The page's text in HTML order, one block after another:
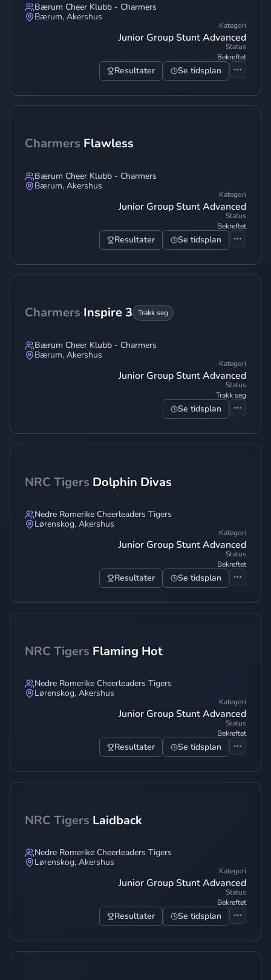
Bærum Cheer Klubb - Charmers
Bærum, Akershus
Kategori
Junior Group Stunt Advanced
Status
Bekreftet
Resultater Se tidsplan
Charmers Flawless
Bærum Cheer Klubb - Charmers
Bærum, Akershus
Kategori
Junior Group Stunt Advanced
Status
Bekreftet
Resultater Se tidsplan
Charmers Inspire 3 Trakk seg
Bærum Cheer Klubb - Charmers
Bærum, Akershus
Kategori
Junior Group Stunt Advanced
Status
Trakk seg
Se tidsplan
NRC Tigers Dolphin Divas
Nedre Romerike Cheerleaders Tigers
Lørenskog, Akershus
Kategori
Junior Group Stunt Advanced
Status
Bekreftet
Resultater Se tidsplan
NRC Tigers Flaming Hot
Nedre Romerike Cheerleaders Tigers
Lørenskog, Akershus
Kategori
Junior Group Stunt Advanced
Status
Bekreftet
Resultater Se tidsplan
NRC Tigers Laidback
Nedre Romerike Cheerleaders Tigers
Lørenskog, Akershus
Kategori
Junior Group Stunt Advanced
Status
Bekreftet
Resultater Se tidsplan